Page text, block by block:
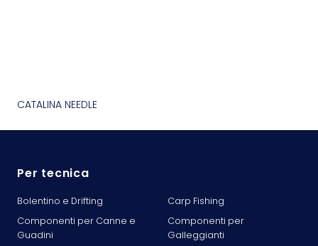
CATALINA NEEDLE
Per tecnica
Bolentino e Drifting
Carp Fishing
Componenti per Canne e
Guadini
Componenti per
Galleggianti